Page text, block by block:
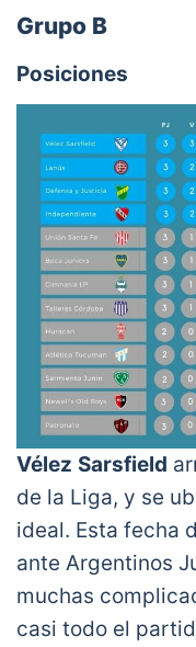
Grupo B
Posiciones
Vélez Sarsfield
de la Liga, y se
ideal. Esta fecha
ante Argentinos
muchas
casi todo el